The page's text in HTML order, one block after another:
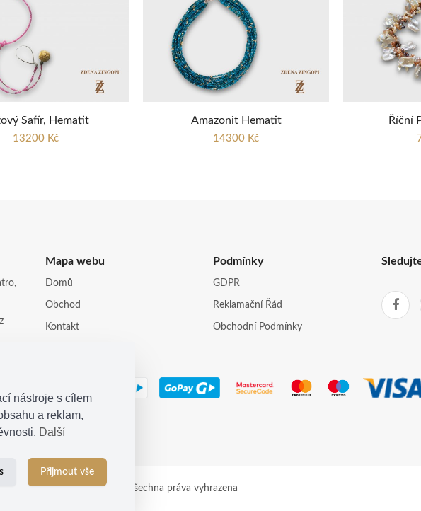
Safír, Hematit
13200 Kč
Amazonit Hematit
14300 Kč
Říční
Mapa webu
Domů
Obchod
Kontakt
Podmínky
GDPR
Reklamační Řád
Obchodní Podmínky
© 2021Kosina s.r.o. | Všechna práva vyhrazena
nástroje s cílem
a reklam,
Další
Přijmout vše